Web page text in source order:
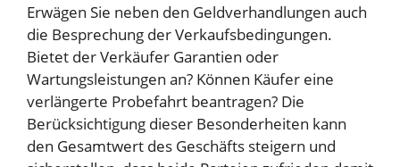
Erwägen Sie neben den Geldverhandlungen auch
die Besprechung der Verkaufsbedingungen.
Bietet der Verkäufer Garantien oder
Wartungsleistungen an? Können Käufer eine
verlängerte Probefahrt beantragen? Die
Berücksichtigung dieser Besonderheiten kann
den Gesamtwert des Geschäfts steigern und